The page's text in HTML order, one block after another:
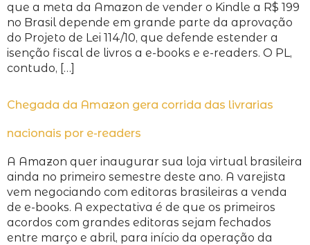
que a meta da Amazon de vender o Kindle a R$ 199
no Brasil depende em grande parte da aprovação
do Projeto de Lei 114/10, que defende estender a
isenção fiscal de livros a e-books e e-readers. O PL,
contudo, […]
Chegada da Amazon gera corrida das livrarias
nacionais por e-readers
A Amazon quer inaugurar sua loja virtual brasileira
ainda no primeiro semestre deste ano. A varejista
vem negociando com editoras brasileiras a venda
de e-books. A expectativa é de que os primeiros
acordos com grandes editoras sejam fechados
entre março e abril, para início da operação da